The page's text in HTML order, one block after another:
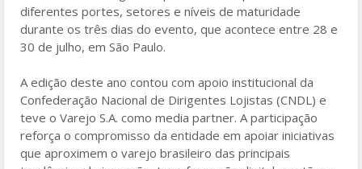
diferentes portes, setores e níveis de maturidade
durante os três dias do evento, que acontece entre 28 e
30 de julho, em São Paulo.
A edição deste ano contou com apoio institucional da
Confederação Nacional de Dirigentes Lojistas (CNDL) e
teve o Varejo S.A. como media partner. A participação
reforça o compromisso da entidade em apoiar iniciativas
que aproximem o varejo brasileiro das principais